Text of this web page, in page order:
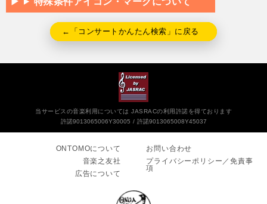
←「コンサートかんたん検索」に戻る
当サービスの音楽利用については JASRACの利用許諾を得ております
許諾9013065006Y30005
許諾9013065008Y45037
ONTOMOについて
音楽之友社
広告について
お問い合わせ
プライバシーポリシー／免責事
項